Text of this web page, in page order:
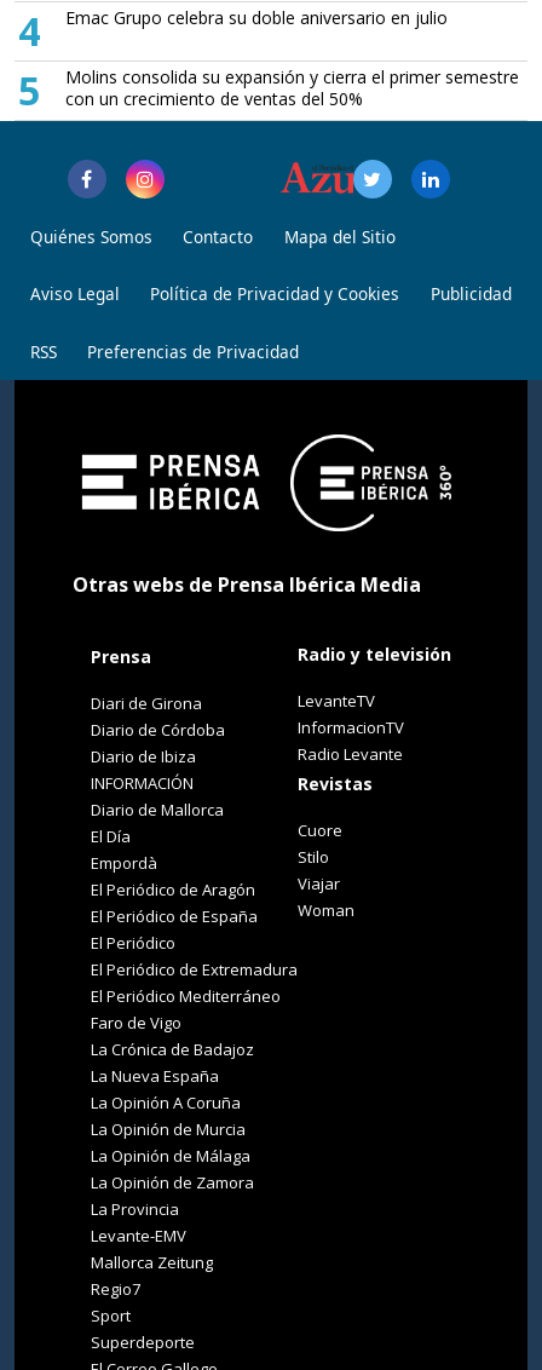
4 Emac Grupo celebra su doble aniversario en julio
5
Molins consolida su expansión y cierra el primer semestre
con un crecimiento de ventas del 50%
Quiénes Somos Contacto Mapa del Sitio
Aviso Legal Política de Privacidad y Cookies Publicidad
RSS Preferencias de Privacidad
Otras webs de Prensa Ibérica Media
Prensa
Diari de Girona
Diario de Córdoba
Diario de Ibiza
INFORMACIÓN
Diario de Mallorca
El Día
Empordà
El Periódico de Aragón
El Periódico de España
El Periódico
El Periódico de Extremadura
El Periódico Mediterráneo
Faro de Vigo
La Crónica de Badajoz
La Nueva España
La Opinión A Coruña
La Opinión de Murcia
La Opinión de Málaga
La Opinión de Zamora
La Provincia
Levante-EMV
Mallorca Zeitung
Regio7
Sport
Superdeporte
Radio y televisión
LevanteTV
InformacionTV
Radio Levante
Revistas
Cuore
Stilo
Viajar
Woman